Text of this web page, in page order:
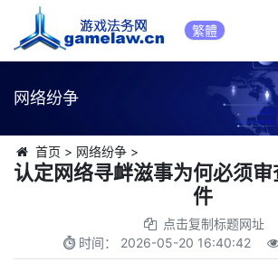
繁體
网络纷争
首页 > 网络纷争>
认定网络寻衅滋事为何必须
件
点击复制标题网址
时间： 2026-05-20 16:40:42